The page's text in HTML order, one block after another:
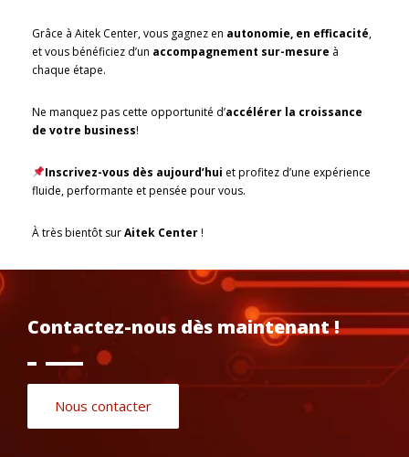
Grâce à Aitek Center, vous gagnez en autonomie, en efficacité,
et vous bénéficiez d’un accompagnement sur-mesure à
chaque étape.
Ne manquez pas cette opportunité d’accélérer la croissance
de votre business!
Inscrivez-vous dès aujourd’hui et profitez d’une expérience
fluide, performante et pensée pour vous.
À très bientôt surAitek Center!
Contactez-nous dès maintenant !
Nous contacter